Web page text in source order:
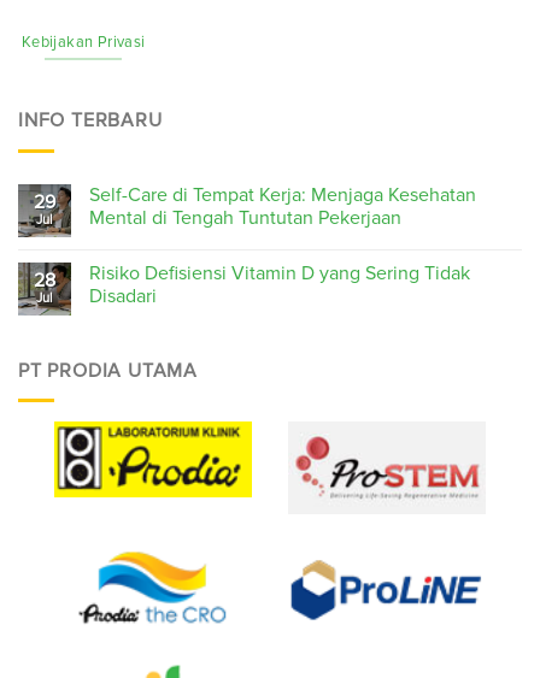
Kebijakan Privasi
INFO TERBARU
29
Jul
Self-Care di Tempat Kerja: Menjaga Kesehatan
Mental di Tengah Tuntutan Pekerjaan
28
Jul
Risiko Defisiensi Vitamin D yang Sering Tidak
Disadari
PT PRODIA UTAMA